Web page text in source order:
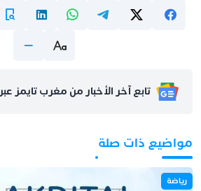
تابع آخر الأخبار من مغرب تايمز عبر Google News
مواضيع ذات صلة
رياضة